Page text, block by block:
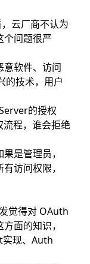
云厂商不认为
个问题很严
意软件、访问
的技术，用户
的授权
流程，谁会拒绝
是管理员，
访问权限，
觉得对 OAuth
面的知识，
实现、Auth